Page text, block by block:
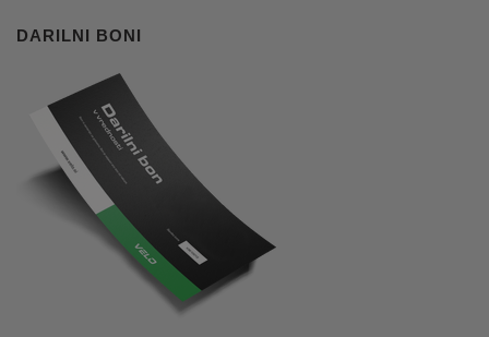
DARILNI BONI